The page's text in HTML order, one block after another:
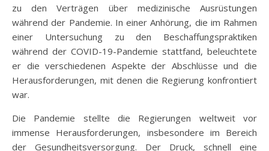
zu den Verträgen über medizinische Ausrüstungen
während der Pandemie. In einer Anhörung, die im Rahmen
einer Untersuchung zu den Beschaffungspraktiken
während der COVID-19-Pandemie stattfand, beleuchtete
er die verschiedenen Aspekte der Abschlüsse und die
Herausforderungen, mit denen die Regierung konfrontiert
war.
Die Pandemie stellte die Regierungen weltweit vor
immense Herausforderungen, insbesondere im Bereich
der Gesundheitsversorgung. Der Druck, schnell eine